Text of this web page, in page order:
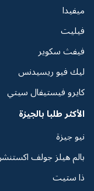
ميفيدا
فيليت
فيفث سكوير
ليك فيو ريسيدنس
كايرو فيستيفال سيتي
الأكثر طلبا بالجيزة
نيو جيزة
بالم هيلز جولف
ذا ستيت